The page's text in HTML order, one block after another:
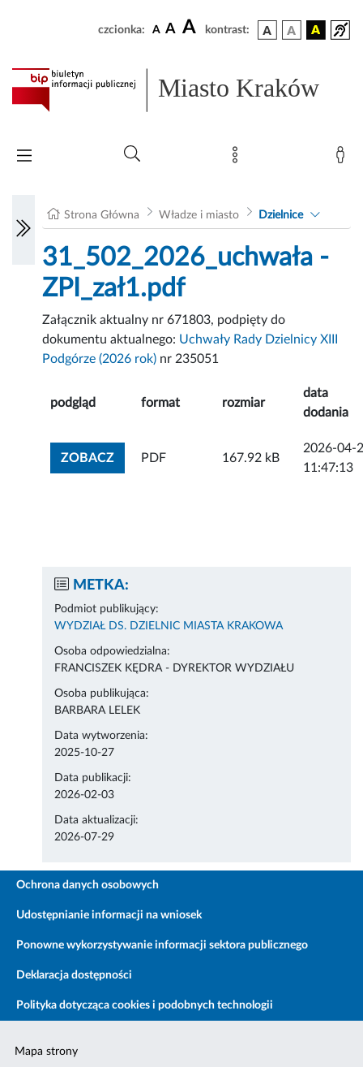
czcionka: A A A kontrast:
Miasto Kraków
Strona Główna Władze i miasto Dzielnice
31_502_2026_uchwała -
ZPI_zał1.pdf
Załącznik aktualny nr 671803, podpięty do
dokumentu aktualnego: Uchwały Rady Dzielnicy XIII
Podgórze (2026 rok) nr 235051
podgląd format rozmiar
data
dodania
ZOBACZZOBACZ ZAŁĄCZNIK
PDF 167.92 kB
2026-04-
11:47:13
METKA:
Podmiot publikujący:
WYDZIAŁ DS. DZIELNIC MIASTA KRAKOWA
Osoba odpowiedzialna:
FRANCISZEK KĘDRA - DYREKTOR WYDZIAŁU
Osoba publikująca:
BARBARA LELEK
Data wytworzenia:
2025-10-27
Data publikacji:
2026-02-03
Data aktualizacji:
2026-07-29
Ochrona danych osobowych
Udostępnianie informacji na wniosek
Ponowne wykorzystywanie informacji sektora publicznego
Deklaracja dostępności
Polityka dotycząca cookies i podobnych technologii
Mapa strony